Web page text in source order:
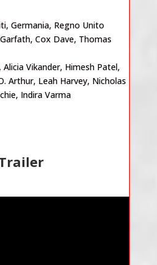
Germania, Regno Unito
Cox Dave, Thomas
Alicia Vikander, Himesh Patel,
Arthur, Leah Harvey, Nicholas
Indira Varma